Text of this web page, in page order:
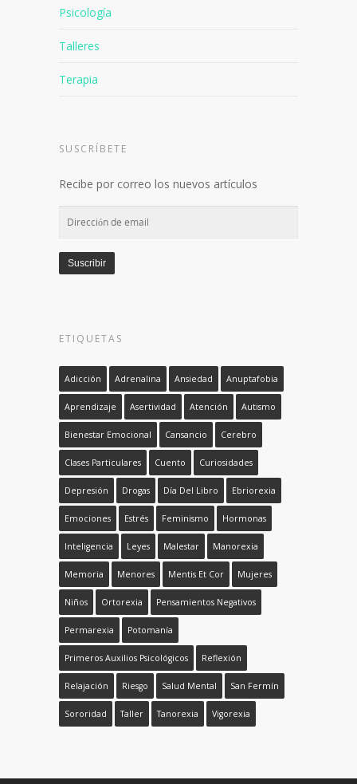
Psicología
Talleres
Terapia
SUSCRÍBETE
Recibe por correo los nuevos artículos
Dirección
email
Suscribir
ETIQUETAS
Adicción Adrenalina Ansiedad Anuptafobia
Aprendizaje Asertividad Atención Autismo
Bienestar Emocional Cansancio Cerebro
Clases Particulares Cuento Curiosidades
Depresión Drogas Día Del Libro Ebriorexia
Emociones Estrés Feminismo Hormonas
Inteligencia Leyes Malestar Manorexia
Memoria Menores Mentis Et Cor Mujeres
Niños Ortorexia Pensamientos Negativos
Permarexia Potomanía
Primeros Auxilios Psicológicos Reflexión
Relajación Riesgo Salud Mental San Fermín
Sororidad Taller Tanorexia Vigorexia